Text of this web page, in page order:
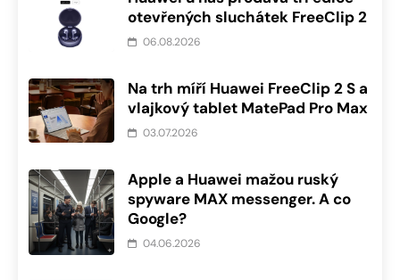
otevřených sluchátek FreeClip 2
06.08.2026
Na trh míří Huawei FreeClip 2 S a
vlajkový tablet MatePad Pro Max
03.07.2026
Apple a Huawei mažou ruský
spyware MAX messenger. A co
Google?
04.06.2026